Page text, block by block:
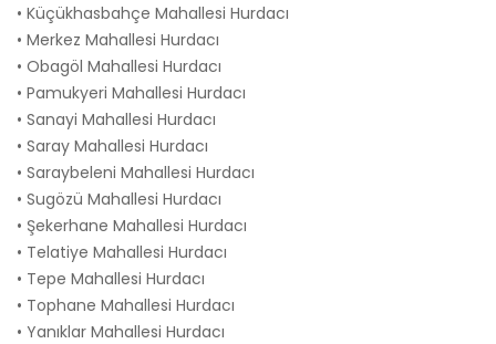
• Küçükhasbahçe Mahallesi Hurdacı
• Merkez Mahallesi Hurdacı
• Obagöl Mahallesi Hurdacı
• Pamukyeri Mahallesi Hurdacı
• Sanayi Mahallesi Hurdacı
• Saray Mahallesi Hurdacı
• Saraybeleni Mahallesi Hurdacı
• Sugözü Mahallesi Hurdacı
• Şekerhane Mahallesi Hurdacı
• Telatiye Mahallesi Hurdacı
• Tepe Mahallesi Hurdacı
• Tophane Mahallesi Hurdacı
• Yanıklar Mahallesi Hurdacı